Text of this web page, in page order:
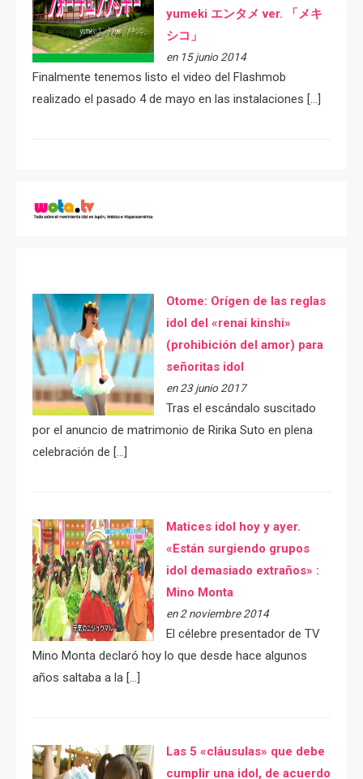
yumeki エンタメ ver. 「メキ
シコ」
en 15 junio 2014
Finalmente tenemos listo el video del Flashmob
realizado el pasado 4 de mayo en las instalaciones […]
Otome: Orígen de las reglas
idol del «renai kinshi»
(prohibición del amor) para
señoritas idol
en 23 junio 2017
Tras el escándalo suscitado
por el anuncio de matrimonio de Ririka Suto en plena
celebración de […]
Matices idol hoy y ayer.
«Están surgiendo grupos
idol demasiado extraños» :
Mino Monta
en 2 noviembre 2014
El célebre presentador de TV
Mino Monta declaró hoy lo que desde hace algunos
años saltaba a la […]
Las 5 «cláusulas» que debe
cumplir una idol, de acuerdo